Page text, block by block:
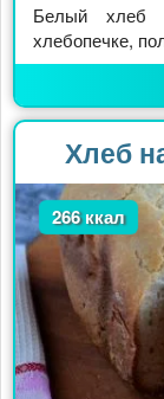
Белый хлеб
хлебопечке,
Хлеб
266 ккал